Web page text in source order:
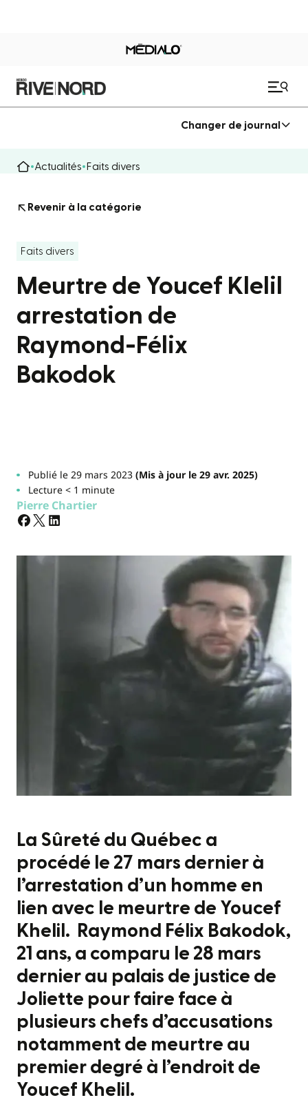
Changer de journal
Actualités Faits divers
Revenir à la catégorie
Faits divers
Meurtre de Youcef Klelil
arrestation de
Raymond-Félix
Bakodok
Publié le 29 mars 2023(Mis à jour le 29 avr. 2025)
Lecture < 1 minute
Pierre Chartier
La Sûreté du Québec a
procédé le 27 mars dernier à
l’arrestation d’un homme en
lien avec le meurtre de Youcef
Khelil. Raymond Félix Bakodok,
21 ans, a comparu le 28 mars
dernier au palais de justice de
Joliette pour faire face à
plusieurs chefs d’accusations
notamment de meurtre au
premier degré à l’endroit de
Youcef Khelil.